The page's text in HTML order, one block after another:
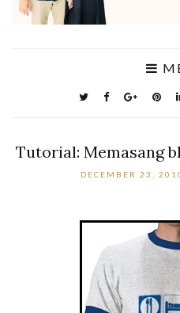
Tutorial: Memasang
DECEMBER 23,